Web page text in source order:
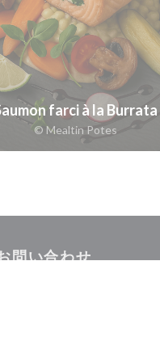
farci à la Burrata
© Mealtin Potes
問い合わせ